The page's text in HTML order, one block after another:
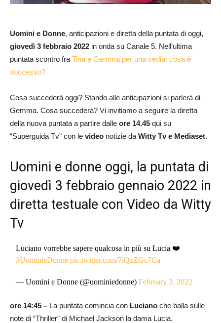
Uomini e Donne, anticipazioni e diretta della puntata di oggi,
giovedì 3 febbraio 2022 in onda su Canale 5. Nell’ultima
puntata scontro fra Tina e Gemma per una sedia: cosa è
successo?
Cosa succederà oggi? Stando alle anticipazioni si parlerà di
Gemma. Cosa succederà? Vi invitiamo a seguire la diretta
della nuova puntata a partire dalle ore 14.45 qui su
“Superguida Tv” con le video notizie da Witty Tv e Mediaset.
Uomini e donne oggi, la puntata di
giovedì 3 febbraio gennaio 2022 in
diretta testuale con Video da Witty
Tv
Luciano vorrebbe sapere qualcosa in più su Lucia ❤️
#UominieDonne pic.twitter.com/7iQzZGc7Ca
— Uomini e Donne (@uominiedonne)February 3, 2022
ore 14:45 – La puntata comincia con Luciano che balla sulle
note di “Thriller” di Michael Jackson la dama Lucia.